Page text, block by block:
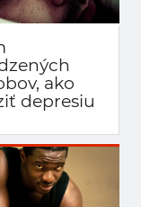
ako
depresiu